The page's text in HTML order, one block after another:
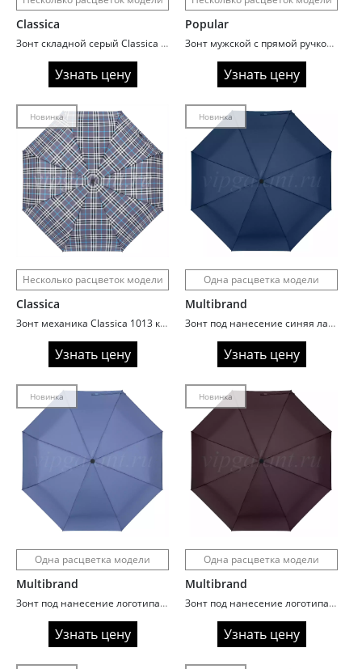
Classica
Зонт складной серый Classica 959E
Узнать цену
Popular
Зонт мужской с прямой ручкой Rainbrella 33911
Узнать цену
Новинка
Несколько расцветок модели
Classica
Зонт механика Classica 1013 клетка
Узнать цену
Новинка
Одна расцветка модели
Multibrand
Зонт под нанесение синяя лазурь складной
Узнать цену
Новинка
Одна расцветка модели
Multibrand
Зонт под нанесение логотипа королевский синий
Узнать цену
Новинка
Одна расцветка модели
Multibrand
Зонт под нанесение логотипа коричневый меланж
Узнать цену